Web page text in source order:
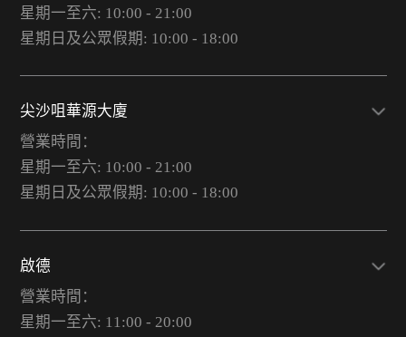
星期一至六: 10:00 - 21:00
星期日及公眾假期: 10:00 - 18:00
尖沙咀華源大廈
營業時間：
星期一至六: 10:00 - 21:00
星期日及公眾假期: 10:00 - 18:00
啟德
營業時間：
星期一至六: 11:00 - 20:00